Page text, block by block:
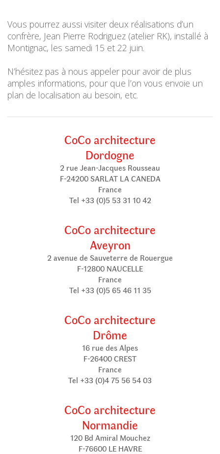
Vous pourrez aussi visiter deux réalisations d’un
confrère, Jean Pierre Rodriguez (atelier RK), installé à
Montignac, les samedi 15 et 22 juin.
N’hésitez pas à nous appeler pour avoir de plus
amples informations, pour que l’on vous envoie un
plan de localisation au besoin, etc.
CoCo architecture
Dordogne
2 rue Jean-Jacques Rousseau
F-24200 SARLAT LA CANEDA
France
Tel +33 (0)5 53 31 10 42
CoCo architecture
Aveyron
2 avenue de Sauveterre de Rouergue
F-12800 NAUCELLE
France
Tel +33 (0)5 65 46 11 35
CoCo architecture
Drôme
16 rue des Alpes
F-26400 CREST
France
Tel +33 (0)4 75 56 54 03
CoCo architecture
Normandie
120 Bd Amiral Mouchez
F-76600 LE HAVRE